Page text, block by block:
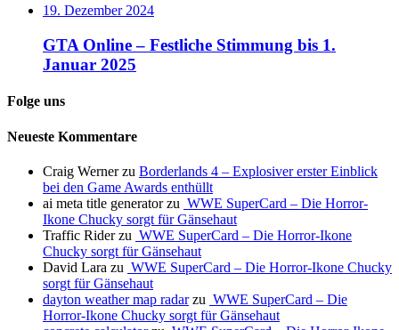
19. Dezember 2024
GTA Online – Festliche Stimmung bis 1.
Januar 2025
Folge uns
Neueste Kommentare
Craig Wernerzu Borderlands 4 – Explosiver erster Einblick
bei den Game Awards enthüllt
ai meta title generatorzu WWE SuperCard – Die Horror-
Ikone Chucky sorgt für Gänsehaut
Traffic Riderzu WWE SuperCard – Die Horror-Ikone
Chucky sorgt für Gänsehaut
David Lara zu WWE SuperCard – Die Horror-Ikone Chucky
sorgt für Gänsehaut
dayton weather map radarzu WWE SuperCard – Die
Horror-Ikone Chucky sorgt für Gänsehaut